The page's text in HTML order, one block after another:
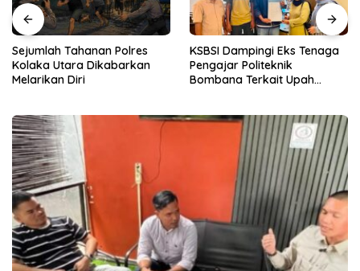
Sejumlah Tahanan Polres
Kolaka Utara Dikabarkan
Melarikan Diri
KSBSI Dampingi Eks Tenaga
Pengajar Politeknik
Bombana Terkait Upah